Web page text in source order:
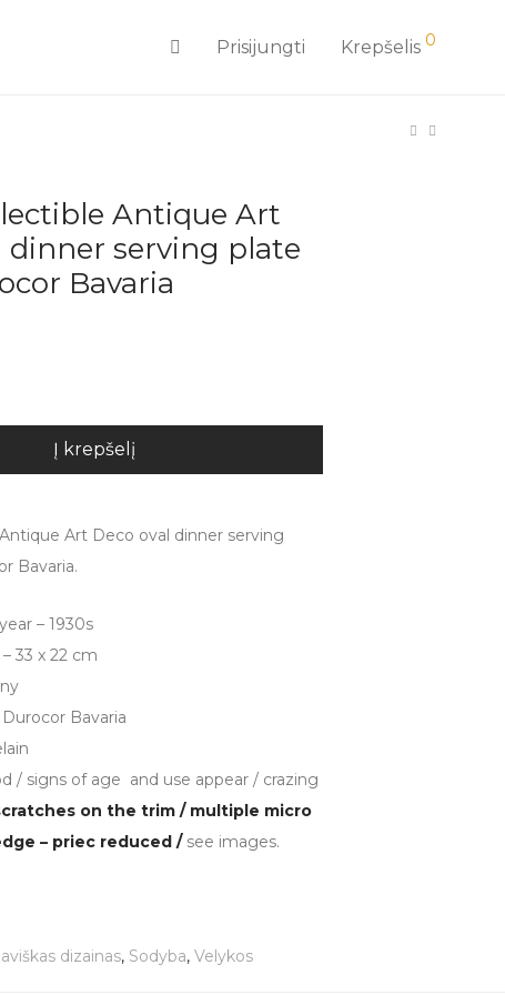
Prisijungti Krepšelis 0
Antique Art
dinner serving plate
Bavaria
Į krepšelį
Art Deco oval dinner serving
Bavaria.
– 1930s
33 x 22 cm
Bavaria
/ signs of age and use appear / crazing
on the trim / multiple micro
– priec reduced /see images.
dizainas, Sodyba, Velykos